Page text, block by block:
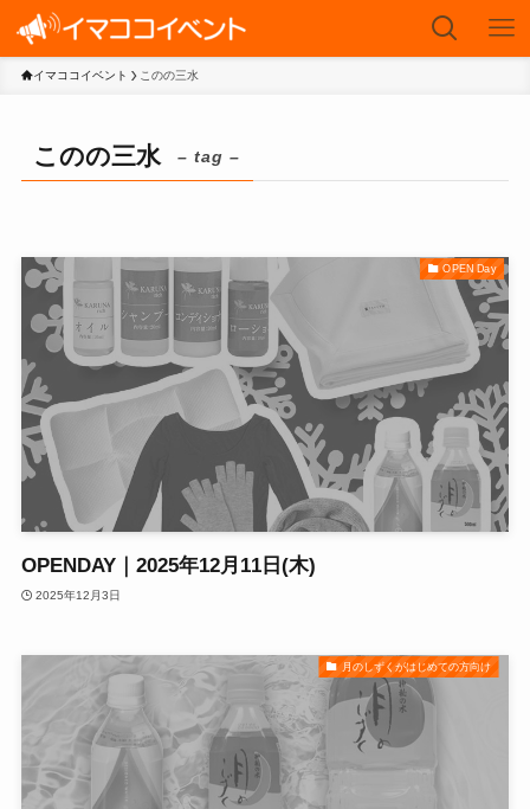
イマココイベント このの三水
このの三水 – tag –
OPEN Day
OPENDAY｜2025年12月11日(木)
2025年12月3日
月のしずくがはじめての方向け